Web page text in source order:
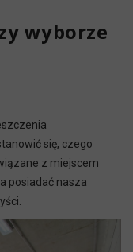
wyborze
się, czego
z miejscem
posiadać nasza